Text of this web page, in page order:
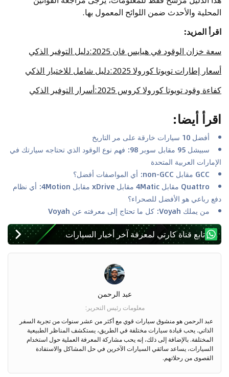
المحلية والأحدث ضمن اللوائح المعمول بها.
اقرأ المزيد:
سعة خزان الوقود في هيايس فان 2025:دليل التوفير الذكي
أسعار إطارات تويوتا كورولا 2025:دليل شامل للاختيار الذكي
كفاءة وقود تويوتا كورولا كروس 2025:أسرار التوفير الذكي
اقرأ أيضا:
أفضل 10 سيارات خارقة على مر التاريخ
سبيشل 95 مقابل سوبر 98: فهم نوع الوقود الذي تحتاجه سيارتك في
الإمارات العربية المتحدة
GCC مقابل non-GCC: أي المواصفات أفضل؟
Quattro مقابل 4Matic مقابل xDrive مقابل 4Motion: أي نظام
دفع رباعي هو الأفضل للصحراء؟
من يملك Voyah: كل ما تحتاج إلى معرفته عن Voyah
تابع قناة كارتي لمعرفة آخر أخبار السيارات
عبد الرحمن
معلومات رئيس التحرير :
عبد الرحمن هو منشوق سيارات قوي مع أكثر من عشر سنوات من تجربة السفر
الذاتي. يحب قيادة سيارات مختلفة في الطريق، يستكشف المناظر الطبيعية
المختلفة. بالإضافة إلى ذلك، إنه يحب مشاركة المعرفة العملية حول استخدام
السيارات، يساعد سائقي السيارات الآخرين في حل المشاكل والاستفادة
القصوى من رحلاتهم.